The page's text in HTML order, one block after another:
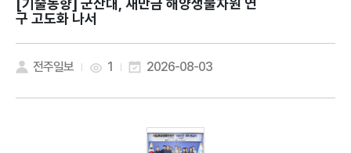
[기술동향]
구 고도화 나서
전주일보 1 2026-08-03